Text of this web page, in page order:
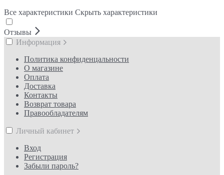
Все характеристики Скрыть характеристики
Отзывы
Информация
Политика конфиденцальности
О магазине
Оплата
Доставка
Контакты
Возврат товара
Правообладателям
Личный кабинет
Вход
Регистрация
Забыли пароль?